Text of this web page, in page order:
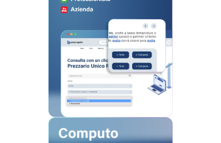
Accedi ai dati ufficiali sempre
aggiornati e trova rapidamente le voci
di capitolato con collegamento
diretto ai prodotti e servizi.
Scopri di più
Crea il tuo Computo